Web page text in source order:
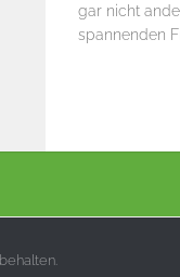
gar nicht
spannenden